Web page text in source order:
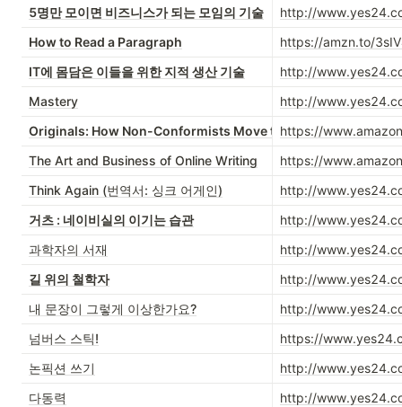
5명만 모이면 비즈니스가 되는 모임의 기술
http://
How to Read a Paragraph
https://amzn.to/
IT에 몸담은 이들을 위한 지적 생산 기술
http://
Mastery
http://
Originals: How Non-Conformists Move the World
https://
The Art and Business of Online Writing
https://
Think Again (번역서: 싱크 어게인)
http://
거츠 : 네이비실의 이기는 습관
http://
과학자의 서재
http://
길 위의 철학자
http://
내 문장이 그렇게 이상한가요?
http://
넘버스 스틱!
https://
논픽션 쓰기
http://
다동력
http://